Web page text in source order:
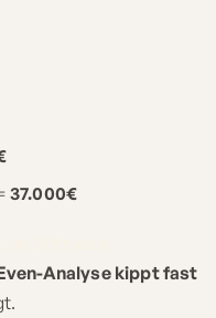
37.000€
Analyse kippt fast